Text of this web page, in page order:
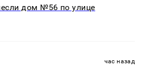
дом №56 по улице
час назад